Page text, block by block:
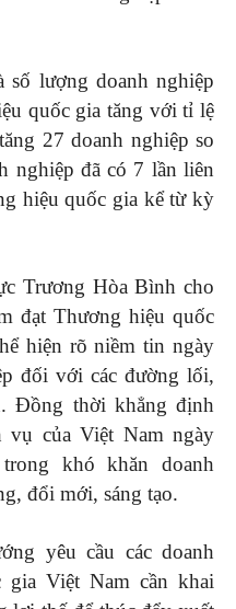
lượng doanh nghiệp
quốc gia tăng với tỉ lệ
27 doanh nghiệp so
nghiệp đã có 7 lần liên
hiệu quốc gia kể từ kỳ
Trương Hòa Bình cho
đạt Thương hiệu quốc
hiện rõ niềm tin ngày
đối với các đường lối,
Đồng thời khẳng định
vụ của Việt Nam ngày
khó khăn doanh
đổi mới, sáng tạo.
yêu cầu các doanh
gia Việt Nam cần khai